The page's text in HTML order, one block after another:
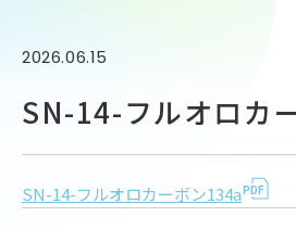
2026.06.15
SN-14-フルオロカ
SN-14-フルオロカーボン134a